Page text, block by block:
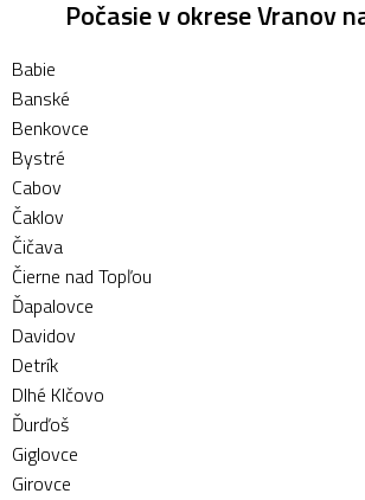
Počasie v okrese Vranov
Babie
Banské
Benkovce
Bystré
Cabov
Čaklov
Čičava
Čierne nad Topľou
Ďapalovce
Davidov
Detrík
Dlhé Klčovo
Ďurďoš
Giglovce
Girovce